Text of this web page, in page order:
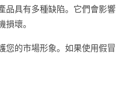
品具有多種缺陷。它們會影響
壞。
您的市場形象。如果使用假冒